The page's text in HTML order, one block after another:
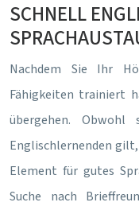
SCHNELL
Nachdem Sie Ihr
Fähigkeiten trainiert
übergehen. Obwohl
Englischlernenden
Element für gutes
Suche nach